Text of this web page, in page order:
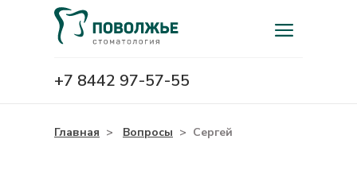
+7 8442 97-57-55
Главная > Вопросы > Сергей